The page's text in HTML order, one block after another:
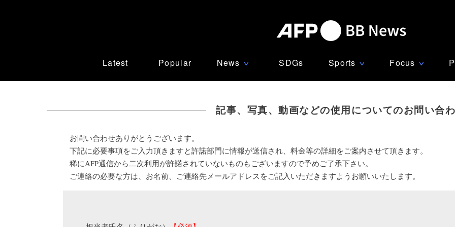
Latest Popular News ∨ SDGs Sports ∨ Focus ∨
記事、写真、動画などの使用についてのお問い合
お問い合わせありがとうございます。
下記に必要事項をご入力頂きますと許諾部門に情報が送信され、料金等の詳細をご案内させて頂きます。
稀にAFP通信から二次利用が許諾されていないものもございますので予めご了承下さい。
ご連絡の必要な方は、お名前、ご連絡先メールアドレスをご記入いただきますようお願いいたします。